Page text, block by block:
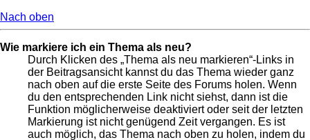
Nach oben
Wie markiere ich ein Thema als neu?
Durch Klicken des „Thema als neu markieren“-Links in
der Beitragsansicht kannst du das Thema wieder ganz
nach oben auf die erste Seite des Forums holen. Wenn
du den entsprechenden Link nicht siehst, dann ist die
Funktion möglicherweise deaktiviert oder seit der letzten
Markierung ist nicht genügend Zeit vergangen. Es ist
auch möglich, das Thema nach oben zu holen, indem du